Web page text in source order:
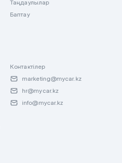
Таңдаулылар
Баптау
Контактілер
marketing@mycar.kz
hr@mycar.kz
info@mycar.kz